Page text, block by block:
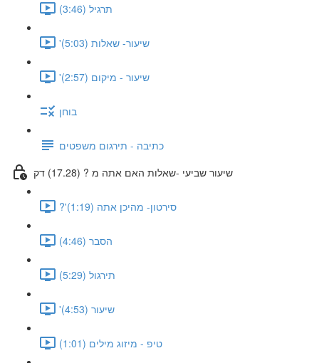
תרגיל (3:46)
'שיעור- שאלות (5:03)
'שיעור - מיקום (2:57)
בוחן
כתיבה - תירגום משפטים
שיעור שביעי -שאלות האם אתה מ ? (17.28) דק
?'סירטון- מהיכן אתה (1:19)
הסבר (4:46)
תירגול (5:29)
'שיעור (4:53)
טיפ - מיזוג מילים (1:01)